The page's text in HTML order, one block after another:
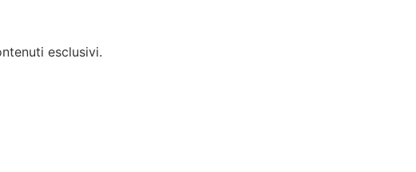
esclusivi.